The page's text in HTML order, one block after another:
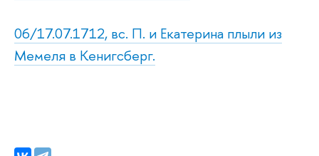
06/17.07.1712, вс. П. и Екатерина плыли из
Мемеля в Кенигсберг.